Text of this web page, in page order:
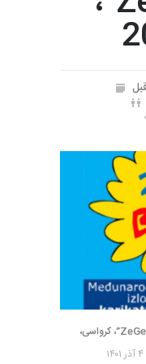
دومین مسابقۀ بین‌المللی کارتون “ZeGeBOOM”، کرواسی،